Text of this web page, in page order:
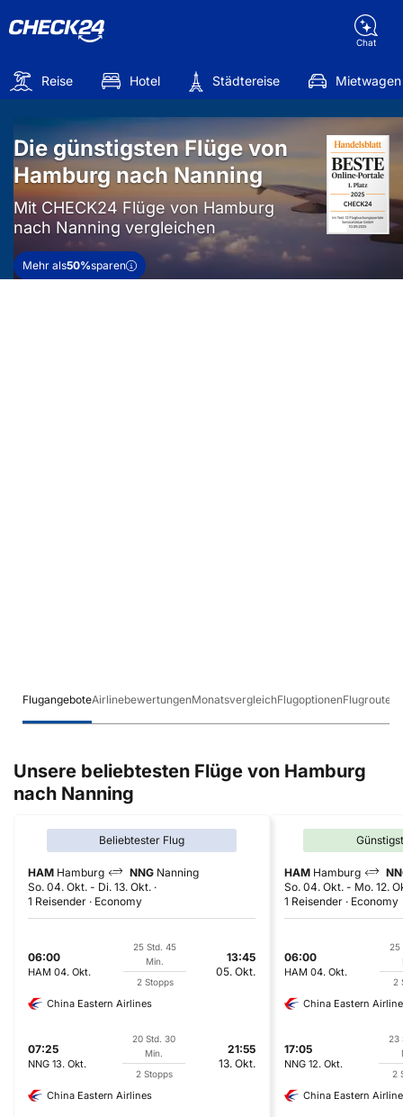
Chat
Reise Hotel Städtereise Mietwagen
Die günstigsten Flüge von
Hamburg nach Nanning
Mit CHECK24 Flüge von Hamburg
nach Nanning vergleichen
Mehr als50%sparen
FlugangeboteAirlinebewertungenMonatsvergleichFlugoptionenFlugrouten
Unsere beliebtesten Flüge von Hamburg
nach Nanning
Beliebtester Flug
HAM Hamburg NNG Nanning
So. 04. Okt. - Di. 13. Okt.
1 Reisender
Economy
06:00
HAM 04. Okt.
25 Std. 45
Min.
2 Stopps
13:45
05. Okt.
China Eastern Airlines
07:25
NNG 13. Okt.
20 Std. 30
Min.
2 Stopps
21:55
13. Okt.
China Eastern Airlines
HAM Hamburg
So. 04. Okt. - Mo. 12.
1 Reisender
Economy
06:00
HAM 04. Okt.
25
2
China Eastern
17:05
NNG 12. Okt.
23
2
China Eastern